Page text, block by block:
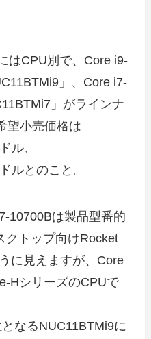
はCPU別で、Core i9-
」、Core i7-
」がラインナ
望小売価格は
ル、
ルとのこと。
10700Bは製品型番的
クトップ向けRocket
に見えますが、Core
HシリーズのCPUで
なるNUC11BTMi9に